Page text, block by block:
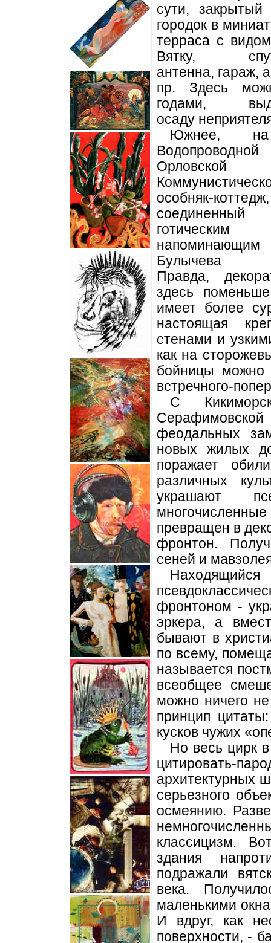
сути, закрытый
городок в
терраса с
Вятку,
антенна, гараж,
пр. Здесь
годами,
осаду
Южнее,
особняк-коттедж,
готическим
Булычева
Правда,
здесь
имеет более
настоящая
стенами и
как на
бойницы можно
встречного-
С
феодальных
новых жилых
поражает
различных
украшают
превращен в
фронтон.
сеней и
фронтоном -
эркера, а
бывают в
по всему,
называется
всеобщее
можно ничего
принцип
кусков чужих
Но весь цирк
архитектурных
серьезного
осмеянию.
классицизм.
здания
подражали
века.
маленькими
И вдруг, как
поверхности, -